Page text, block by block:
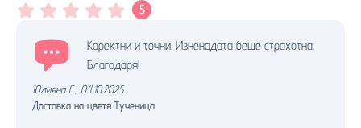
5
Коректни и точни. Изненадата беше страхотна.
Благодаря!
Юлияна Г., 04.10.2025.
Доставка на цветя Тученица